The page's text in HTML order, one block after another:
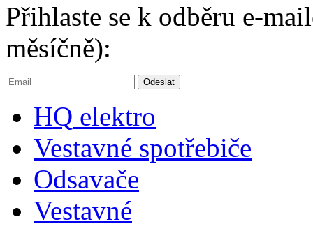
Přihlaste se k odběru e-
měsíčně):
HQ elektro
Vestavné spotřebiče
Odsavače
Vestavné